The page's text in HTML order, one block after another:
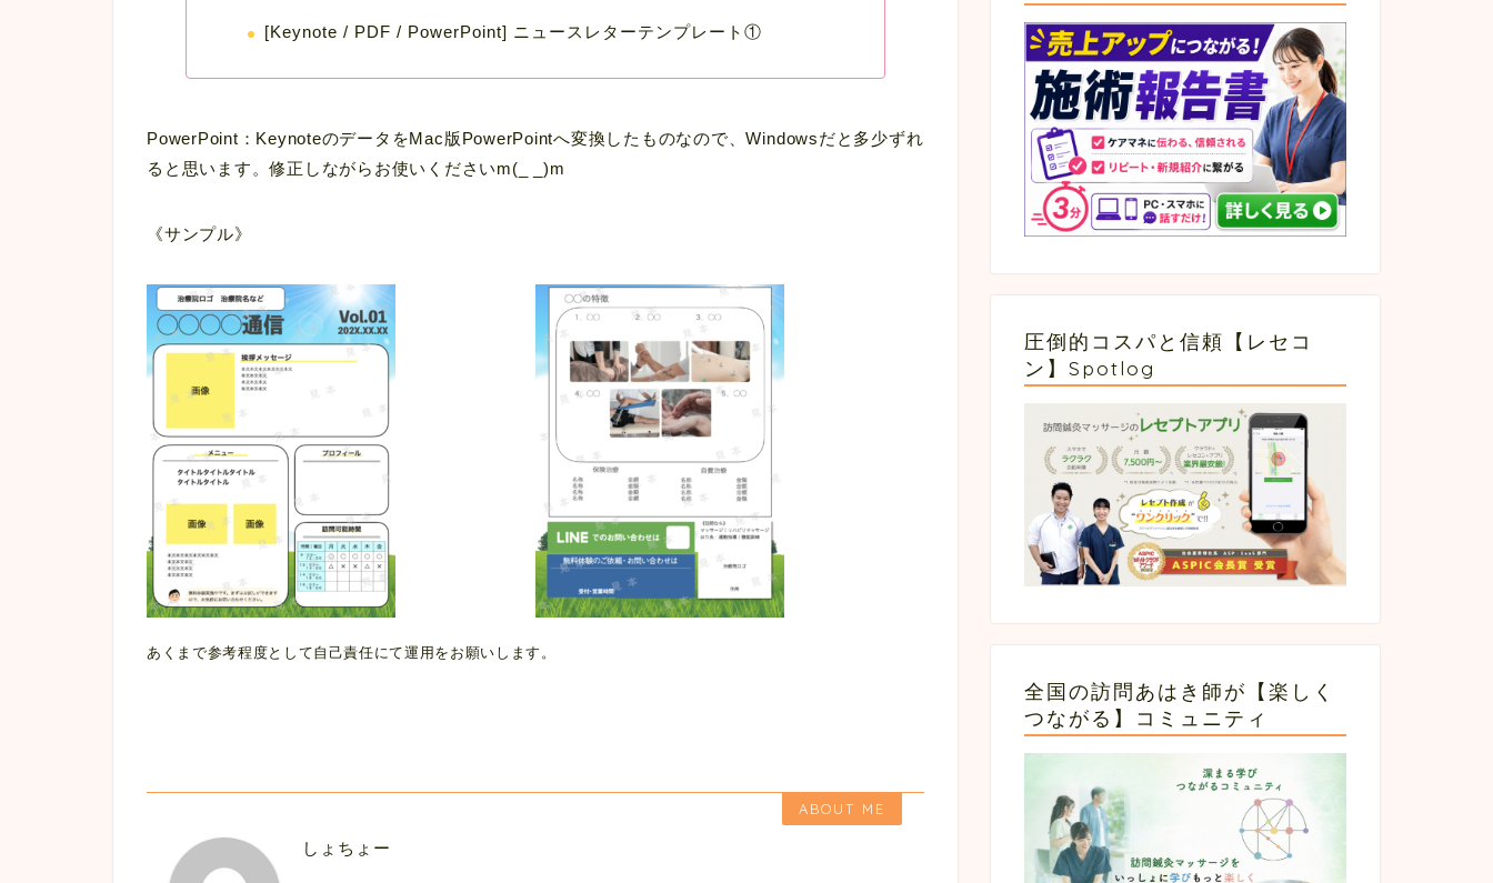
[Keynote / PDF / PowerPoint] ニュースレターテンプレート①
PowerPoint：KeynoteのデータをMac版PowerPointへ変換したものなので、Windowsだと多少ずれ
ると思います。修正しながらお使いくださいm(_ _)m
《サンプル》
あくまで参考程度として自己責任にて運用をお願いします。
ABOUT ME
しょちょー
圧倒的コスパと信頼【レセコ
ン】Spotlog
全国の訪問あはき師が【楽しく
つながる】コミュニティ